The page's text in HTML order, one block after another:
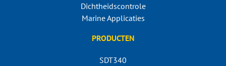
Dichtheidscontrole
Marine Applicaties
PRODUCTEN
SDT340